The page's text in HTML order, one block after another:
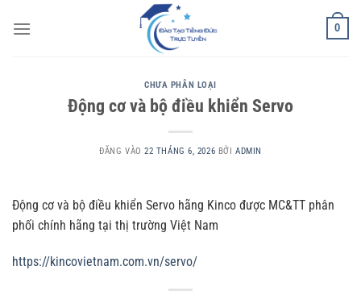
qua
0
CHƯA PHÂN LOẠI
Động cơ và bộ điều khiển Servo
ĐĂNG VÀO22 THÁNG 6, 2026 BỞI ADMIN
Động cơ và bộ điều khiển Servo hãng Kinco được MC&TT phân
phối chính hãng tại thị trường Việt Nam
https://kincovietnam.com.vn/servo/